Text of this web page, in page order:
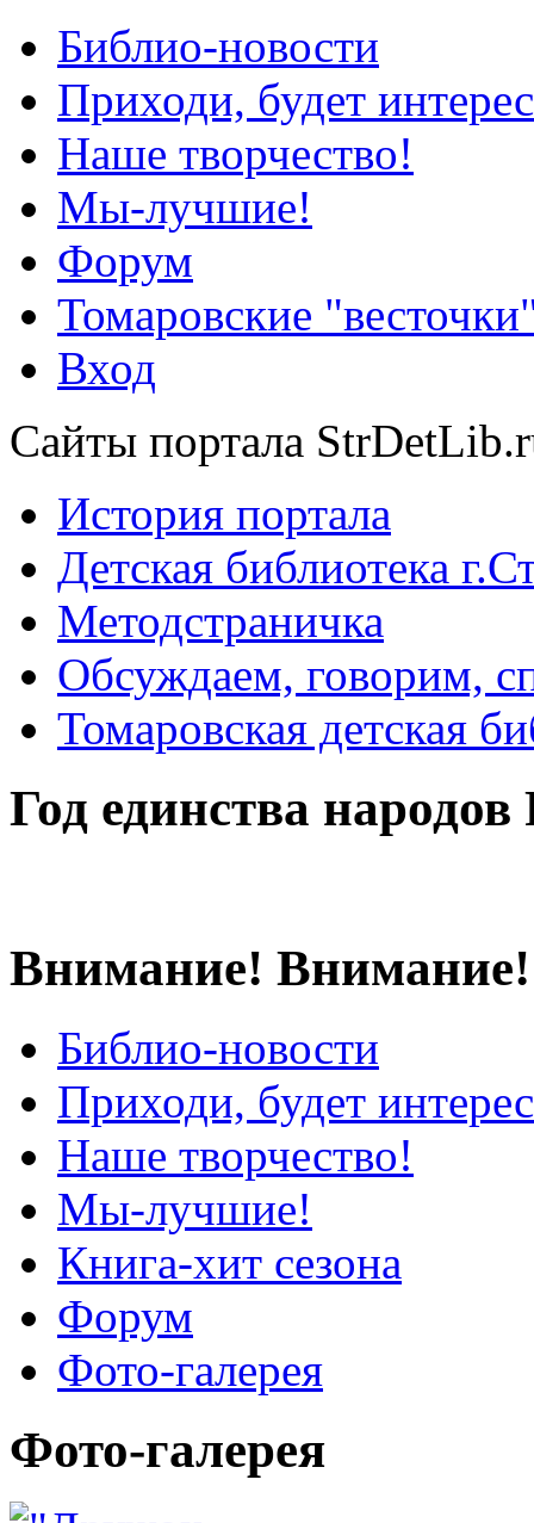
Библио-новости
Приходи, будет
Наше творчество!
Мы-лучшие!
Форум
Томаровские
Вход
Сайты портала
История портала
Детская библиотека
Методстраничка
Обсуждаем, говорим,
Томаровская детская
Год единства народов
Внимание! Внимание!
Библио-новости
Приходи, будет
Наше творчество!
Мы-лучшие!
Книга-хит сезона
Форум
Фото-галерея
Фото-галерея